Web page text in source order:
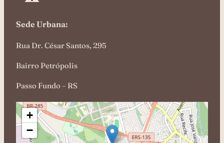
Sede Urbana:
Rua Dr. César Santos, 295
Bairro Petrópolis
Passo Fundo – RS
+
−